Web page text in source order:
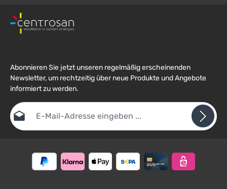
Abonnieren Sie jetzt unseren regelmäßig erscheinenden
Newsletter, um rechtzeitig über neue Produkte und Angebote
informiert zu werden.
E-Mail-Adresse*
Ich habe die Datenschutzbestimmungen zur Kenntnis
genommen und dieAGBgelesen und bin mit ihnen
Um weiterzugehen, geben Sie die oben abgebildeten Zeichen ein
Pflichtfelder.